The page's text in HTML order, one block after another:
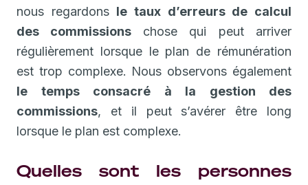
nous regardons le taux d’erreurs de calcul
des commissions chose qui peut arriver
régulièrement lorsque le plan de rémunération
est trop complexe. Nous observons également
le temps consacré à la gestion des
commissions, et il peut s’avérer être long
lorsque le plan est complexe.
Quelles sont les personnes